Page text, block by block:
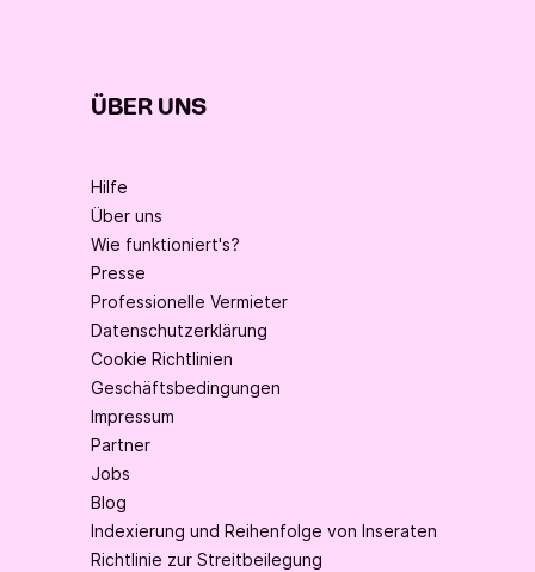
ÜBER UNS
Hilfe
Über uns
Wie funktioniert's?
Presse
Professionelle Vermieter
Datenschutzerklärung
Cookie Richtlinien
Geschäftsbedingungen
Impressum
Partner
Jobs
Blog
Indexierung und Reihenfolge von Inseraten
Richtlinie zur Streitbeilegung